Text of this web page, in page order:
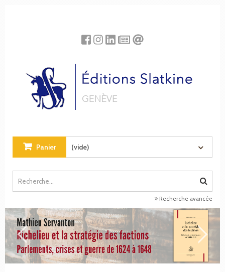
Panier (vide)
Recherche avancée